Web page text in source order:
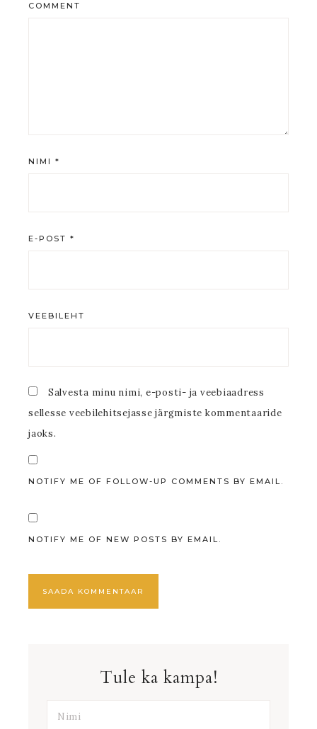
COMMENT
NIMI *
E-POST *
VEEBILEHT
Salvesta minu nimi, e-posti- ja veebiaadress
sellesse veebilehitsejasse järgmiste kommentaaride
jaoks.
NOTIFY ME OF FOLLOW-UP COMMENTS BY EMAIL.
NOTIFY ME OF NEW POSTS BY EMAIL.
Tule ka kampa!